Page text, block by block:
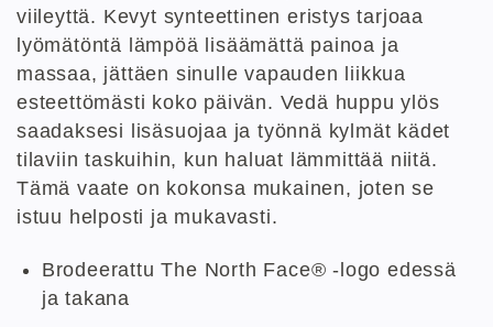
viileyttä. Kevyt synteettinen eristys tarjoaa
lyömätöntä lämpöä lisäämättä painoa ja
massaa, jättäen sinulle vapauden liikkua
esteettömästi koko päivän. Vedä huppu ylös
saadaksesi lisäsuojaa ja työnnä kylmät kädet
tilaviin taskuihin, kun haluat lämmittää niitä.
Tämä vaate on kokonsa mukainen, joten se
istuu helposti ja mukavasti.
Brodeerattu The North Face® -logo edessä
ja takana